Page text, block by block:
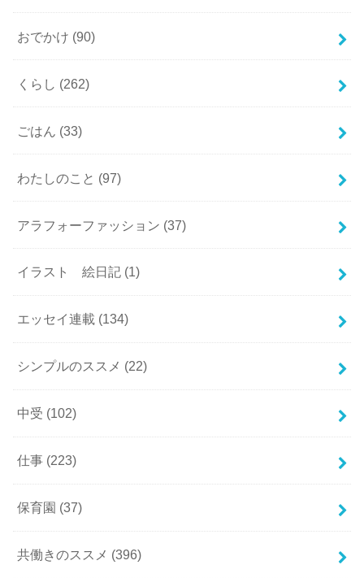
おでかけ (90)
くらし (262)
ごはん (33)
わたしのこと (97)
アラフォーファッション (37)
イラスト 絵日記 (1)
エッセイ連載 (134)
シンプルのススメ (22)
中受 (102)
仕事 (223)
保育園 (37)
共働きのススメ (396)